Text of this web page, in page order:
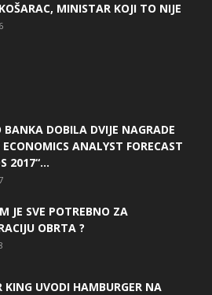
MINISTAR KOJI TO NIJE
BANKA DOBILA DVIJE NAGRADE
ECONOMICS ANALYST FORECAST
2017“...
JE SVE POTREBNO ZA
OBRTA ?
KING UVODI HAMBURGER NA